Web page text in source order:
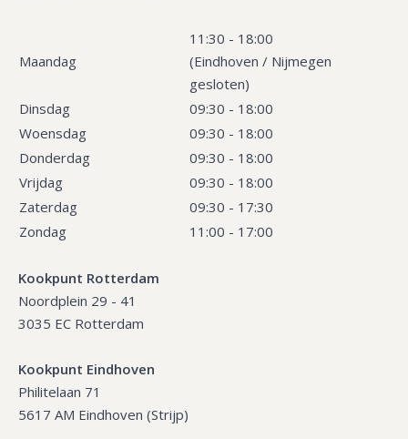
Maandag
11:30 - 18:00
(Eindhoven / Nijmegen
gesloten)
Dinsdag
09:30 - 18:00
Woensdag
09:30 - 18:00
Donderdag
09:30 - 18:00
Vrijdag
09:30 - 18:00
Zaterdag
09:30 - 17:30
Zondag
11:00 - 17:00
Kookpunt Rotterdam
Noordplein 29 - 41
3035 EC Rotterdam
Kookpunt Eindhoven
Philitelaan 71
5617 AM Eindhoven (Strijp)